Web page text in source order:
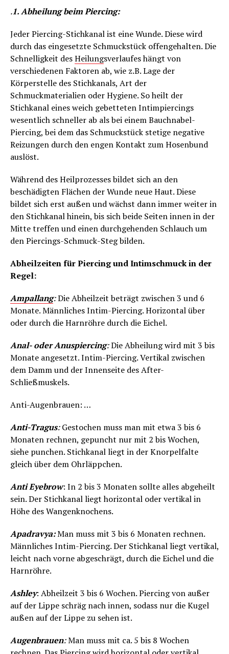
.1. Abheilung beim Piercing:
Jeder Piercing-Stichkanal ist eine Wunde. Diese wird
durch das eingesetzte Schmuckstück offengehalten. Die
Schnelligkeit desHeilungsverlaufes hängt von
verschiedenen Faktoren ab, wie z.B. Lage der
Körperstelle des Stichkanals, Art der
Schmuckmaterialien oder Hygiene. So heilt der
Stichkanal eines weich gebetteten Intimpiercings
wesentlich schneller ab als bei einem Bauchnabel-
Piercing, bei dem das Schmuckstück stetige negative
Reizungen durch den engen Kontakt zum Hosenbund
auslöst.
Während des Heilprozesses bildet sich an den
beschädigten Flächen der Wunde neue Haut. Diese
bildet sich erst außen und wächst dann immer weiter in
den Stichkanal hinein, bis sich beide Seiten innen in der
Mitte treffen und einen durchgehenden Schlauch um
den Piercings-Schmuck-Steg bilden.
Abheilzeiten für Piercing und Intimschmuck in der
Regel:
Ampallang:Die Abheilzeit beträgt zwischen 3 und 6
Monate. Männliches Intim-Piercing. Horizontal über
oder durch die Harnröhre durch die Eichel.
Anal- oder Anuspiercing:Die Abheilung wird mit 3 bis
Monate angesetzt. Intim-Piercing. Vertikal zwischen
dem Damm und der Innenseite des After-
Schließmuskels.
Anti-Augenbrauen: …
Anti-Tragus:Gestochen muss man mit etwa 3 bis 6
Monaten rechnen, gepuncht nur mit 2 bis Wochen,
siehe punchen. Stichkanal liegt in der Knorpelfalte
gleich über dem Ohrläppchen.
Anti Eyebrow: In 2 bis 3 Monaten sollte alles abgeheilt
sein. Der Stichkanal liegt horizontal oder vertikal in
Höhe des Wangenknochens.
Apadravya:Man muss mit 3 bis 6 Monaten rechnen.
Männliches Intim-Piercing. Der Stichkanal liegt vertikal,
leicht nach vorne abgeschrägt, durch die Eichel und die
Harnröhre.
Ashley: Abheilzeit 3 bis 6 Wochen. Piercing von außer
auf der Lippe schräg nach innen, sodass nur die Kugel
außen auf der Lippe zu sehen ist.
Augenbrauen:Man muss mit ca. 5 bis 8 Wochen